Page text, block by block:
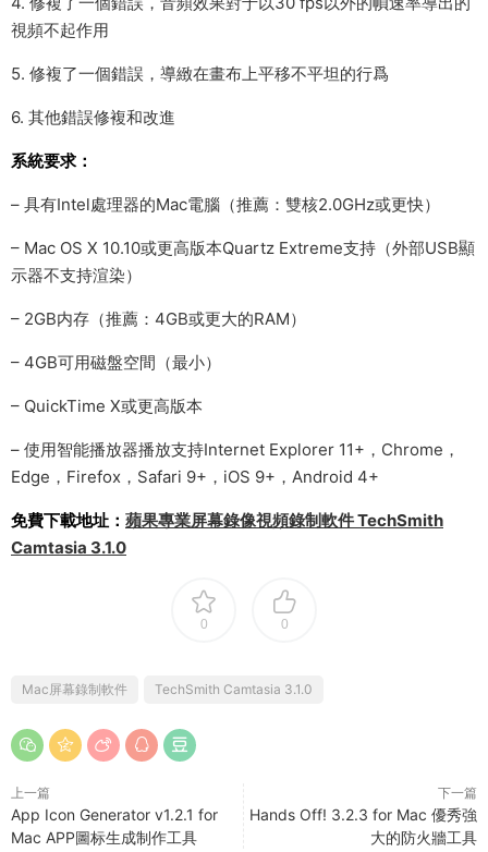
視頻不起作用
5. 修複了一個錯誤，導緻在畫布上平移不平坦的行爲
6. 其他錯誤修複和改進
系統要求：
– 具有Intel處理器的Mac電腦（推薦：雙核2.0GHz或更快）
– Mac OS X 10.10或更高版本Quartz Extreme支持（外部USB顯
示器不支持渲染）
– 2GB内存（推薦：4GB或更大的RAM）
– 4GB可用磁盤空間（最小）
– QuickTime X或更高版本
– 使用智能播放器播放支持Internet Explorer 11+，Chrome，
Edge，Firefox，Safari 9+，iOS 9+，Android 4+
免費下載地址： 蘋果專業屏幕錄像視頻錄制軟件 TechSmith
Camtasia 3.1.0
0 0
Mac屏幕錄制軟件 TechSmith Camtasia 3.1.0
上一篇
App Icon Generator v1.2.1 for
Mac APP圖标生成制作工具
下一篇
Hands Off! 3.2.3 for Mac 優秀強
大的防火牆工具